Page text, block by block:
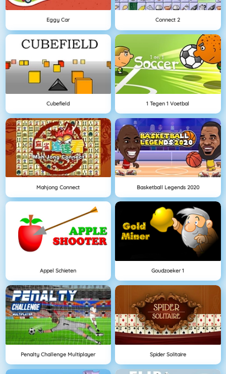
Eggy Car Connect 2
Cubefield 1 Tegen 1 Voetbal
Mahjong Connect Basketball Legends 2020
Appel Schieten Goudzoeker 1
Penalty Challenge Multiplayer Spider Solitaire